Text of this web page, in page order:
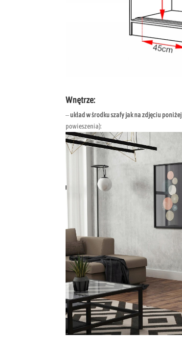
Wnętrze:
–układ w środku szafy jak na zdjęciu poniżej
powieszenia):